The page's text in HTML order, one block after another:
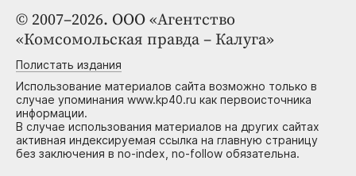
© 2007–2026. ООО «Агентство
«Комсомольская правда – Калуга»
Полистать издания
Использование материалов сайта возможно только в
случае упоминания www.kp40.ru как первоисточника
информации.
В случае использования материалов на других сайтах
активная индексируемая ссылка на главную страницу
без заключения в no-index, no-follow обязательна.